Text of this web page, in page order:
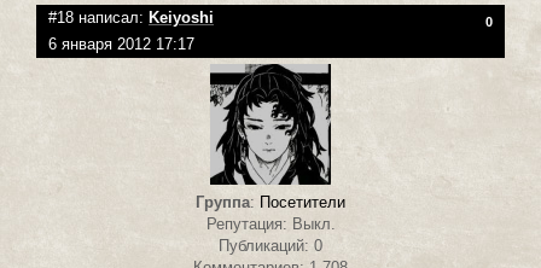
#18 написал: Keiyoshi 0
6 января 2012 17:17
Группа: Посетители
Репутация: Выкл.
Публикаций: 0